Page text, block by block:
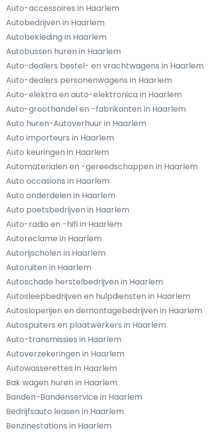
Auto-accessoires in Haarlem
Autobedrijven in Haarlem
Autobekleding in Haarlem
Autobussen huren in Haarlem
Auto-dealers bestel- en vrachtwagens in Haarlem
Auto-dealers personenwagens in Haarlem
Auto-elektra en auto-elektronica in Haarlem
Auto-groothandel en -fabrikanten in Haarlem
Auto huren-Autoverhuur in Haarlem
Auto importeurs in Haarlem
Auto keuringen in Haarlem
Automaterialen en -gereedschappen in Haarlem
Auto occasions in Haarlem
Auto onderdelen in Haarlem
Auto poetsbedrijven in Haarlem
Auto-radio en -hifi in Haarlem
Autoreclame in Haarlem
Autorijscholen in Haarlem
Autoruiten in Haarlem
Autoschade herstelbedrijven in Haarlem
Autosleepbedrijven en hulpdiensten in Haarlem
Autosloperijen en demontagebedrijven in Haarlem
Autospuiters en plaatwerkers in Haarlem
Auto-transmissies in Haarlem
Autoverzekeringen in Haarlem
Autowasserettes in Haarlem
Bak wagen huren in Haarlem
Banden-Bandenservice in Haarlem
Bedrijfsauto leasen in Haarlem
Benzinestations in Haarlem